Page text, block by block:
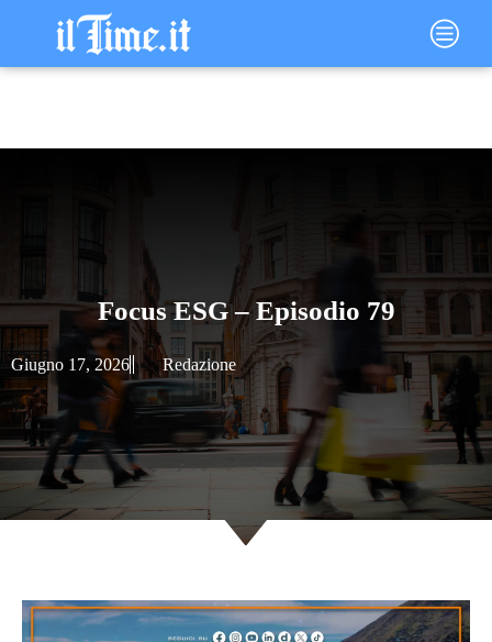
contenuto
Main
Menu
Focus ESG – Episodio 79
Giugno 17, 2026 Redazione